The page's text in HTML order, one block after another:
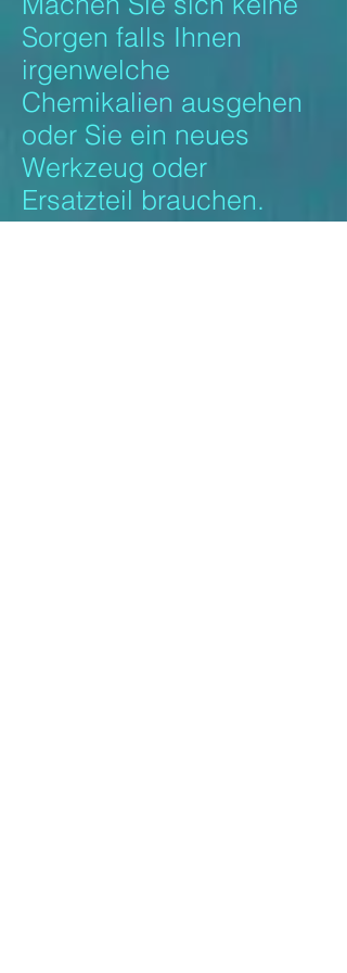
Sorgen falls Ihnen
irgenwelche
Chemikalien ausgehen
oder Sie ein neues
Werkzeug oder
Ersatzteil brauchen.
Wir haben sämtliches